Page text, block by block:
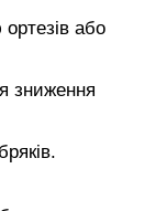
або
зниження